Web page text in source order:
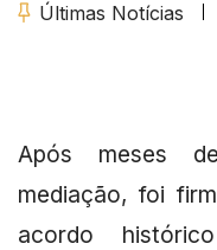
Últimas Notícias
Após meses
mediação, foi
acordo